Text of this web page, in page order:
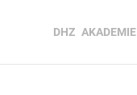
DHZ AKADEMIE